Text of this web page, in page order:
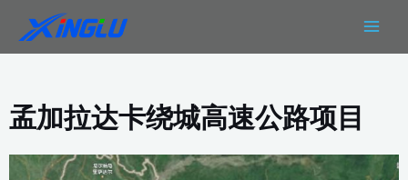
内
孟加拉达卡绕城高速公路项目